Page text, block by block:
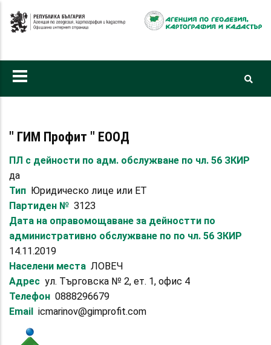
към
" ГИМ Профит " ЕООД
ПЛ с дейности по адм. обслужване по чл. 56 ЗКИР
да
Тип Юридическо лице или ЕТ
Партиден № 3123
Дата на оправомощаване за дейностти по
административно обслужване по по чл. 56 ЗКИР
14.11.2019
Населени места ЛОВЕЧ
Адрес ул. Търговска № 2, ет. 1, офис 4
Телефон 0888296679
Email
icmarinov@gimprofit.com